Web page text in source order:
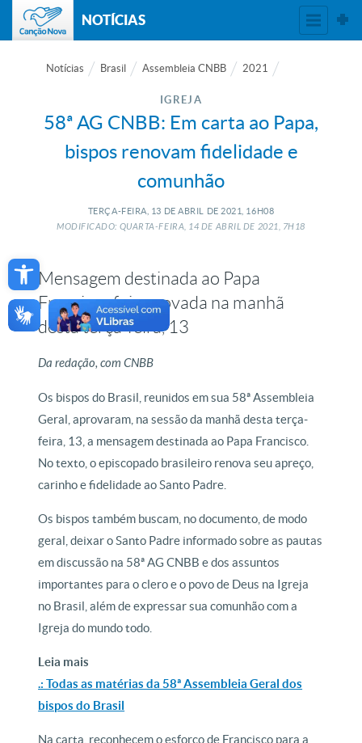
Open toolbar
NOTÍCIAS
Notícias Brasil Assembleia CNBB 2021
IGREJA
58ª AG CNBB: Em carta ao Papa,
bispos renovam fidelidade e
comunhão
TERÇA-FEIRA, 13 DE ABRIL DE 2021, 16H08
MODIFICADO: QUARTA-FEIRA, 14 DE ABRIL DE 2021, 7H18
Mensagem destinada ao Papa
Francisco foi aprovada na manhã
desta terça-feira, 13
Da redação, com CNBB
Os bispos do Brasil, reunidos em sua 58ª Assembleia
Geral, aprovaram, na sessão da manhã desta terça-
feira, 13, a mensagem destinada ao Papa Francisco.
No texto, o episcopado brasileiro renova seu apreço,
carinho e fidelidade ao Santo Padre.
Os bispos também buscam, no documento, de modo
geral, deixar o Santo Padre informado sobre as pautas
em discussão na 58ª AG CNBB e dos assuntos
importantes para o clero e o povo de Deus na Igreja
no Brasil, além de expressar sua comunhão com a
Igreja do mundo todo.
Leia mais
.: Todas as matérias da 58ª Assembleia Geral dos
bispos do Brasil
Na carta, reconhecem o esforço de Francisco para a